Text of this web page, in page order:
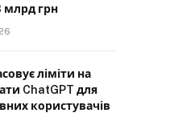
млрд грн
ліміти на
ChatGPT для
користувачів